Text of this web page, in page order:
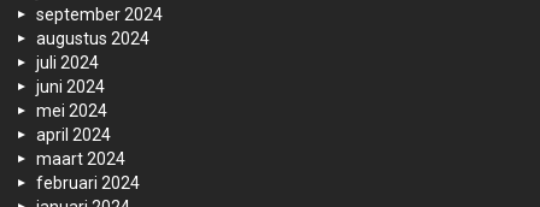
september 2024
augustus 2024
juli 2024
juni 2024
mei 2024
april 2024
maart 2024
februari 2024